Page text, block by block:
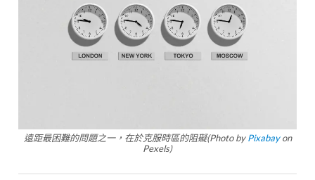
遠距最困難的問題之一，在於克服時區的阻礙(Photo byPixabayon
Pexels)